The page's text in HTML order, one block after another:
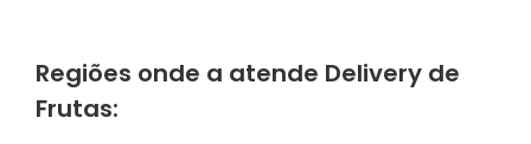
Regiões onde a atende Delivery de
Frutas: